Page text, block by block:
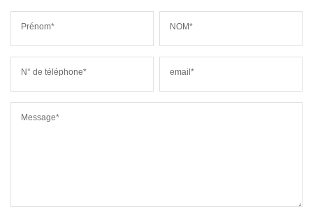
Prénom* NOM*
N° de téléphone* email*
Message*